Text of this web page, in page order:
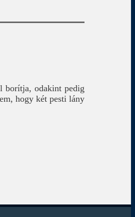
borítja, odakint pedig
hogy két pesti lány